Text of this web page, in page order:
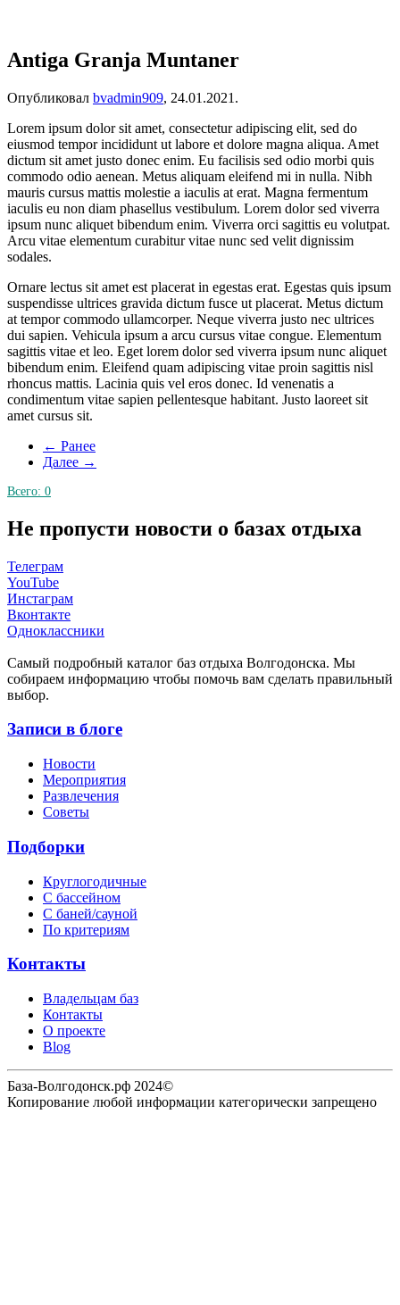
Antiga Granja Muntaner
Опубликовал bvadmin909, 24.01.2021 .
Lorem ipsum dolor sit amet, consectetur adipiscing elit, sed do
eiusmod tempor incididunt ut labore et dolore magna aliqua. Amet
dictum sit amet justo donec enim. Eu facilisis sed odio morbi quis
commodo odio aenean. Metus aliquam eleifend mi in nulla. Nibh
mauris cursus mattis molestie a iaculis at erat. Magna fermentum
iaculis eu non diam phasellus vestibulum. Lorem dolor sed viverra
ipsum nunc aliquet bibendum enim. Viverra orci sagittis eu volutpat.
Arcu vitae elementum curabitur vitae nunc sed velit dignissim
sodales.
Ornare lectus sit amet est placerat in egestas erat. Egestas quis ipsum
suspendisse ultrices gravida dictum fusce ut placerat. Metus dictum
at tempor commodo ullamcorper. Neque viverra justo nec ultrices
dui sapien. Vehicula ipsum a arcu cursus vitae congue. Elementum
sagittis vitae et leo. Eget lorem dolor sed viverra ipsum nunc aliquet
bibendum enim. Eleifend quam adipiscing vitae proin sagittis nisl
rhoncus mattis. Lacinia quis vel eros donec. Id venenatis a
condimentum vitae sapien pellentesque habitant. Justo laoreet sit
amet cursus sit.
← Ранее
Далее →
Всего: 0
Не пропусти новости о базах отдыха
Телеграм
YouTube
Инстаграм
Вконтакте
Одноклассники
Cамый подробный каталог баз отдыха Волгодонска. Мы
собираем информацию чтобы помочь вам сделать правильный
выбор.
Записи в блоге
Новости
Мероприятия
Развлечения
Советы
Подборки
Круглогодичные
С бассейном
С баней/сауной
По критериям
Контакты
Владельцам баз
Контакты
О проекте
Blog
База-Волгодонск.рф 2024©
Копирование любой информации категорически запрещено